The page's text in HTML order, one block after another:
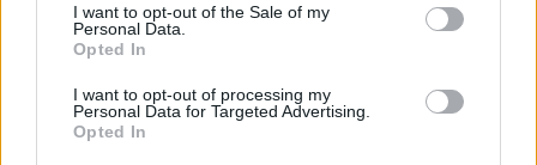
I want to opt-out of the Sale of my
Personal Data.
Opted In
I want to opt-out of processing my
Personal Data for Targeted Advertising.
Opted In
Prima sport - co nabídne v prvním
vysílacím týdnu
Parabola.cz- web o satelitní, terestrické a kabelové televizi, ©